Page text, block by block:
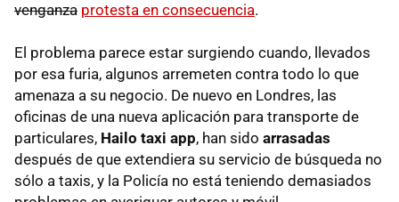
venganza protesta en consecuencia.
El problema parece estar surgiendo cuando, llevados
por esa furia, algunos arremeten contra todo lo que
amenaza a su negocio. De nuevo en Londres, las
oficinas de una nueva aplicación para transporte de
particulares, Hailo taxi app, han sido arrasadas
después de que extendiera su servicio de búsqueda no
sólo a taxis, y la Policía no está teniendo demasiados